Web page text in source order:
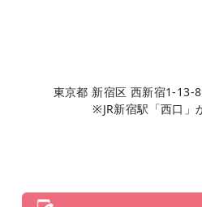
東京都 新宿区 西新宿1-13-
※JR新宿駅「西口」